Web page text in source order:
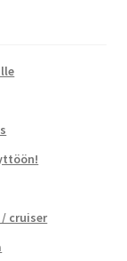
/ cruiser